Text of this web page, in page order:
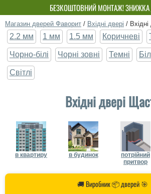
БЕЗКОШТОВНИЙ МОНТАЖ! ЗНИЖКА
ВЛАСНЕ ВИРОБНИЦТВО-НЕ
Магазин дверей Фаворит / Вхідні двері /
2.2 мм 1 мм 1.5 мм Коричневі
Чорно-білі Чорні зовні Темні
Світлі
Вхідні двері
в квартиру в будинок
потрійний
притвор
🚚 Виробник 📦 дверей 🎯